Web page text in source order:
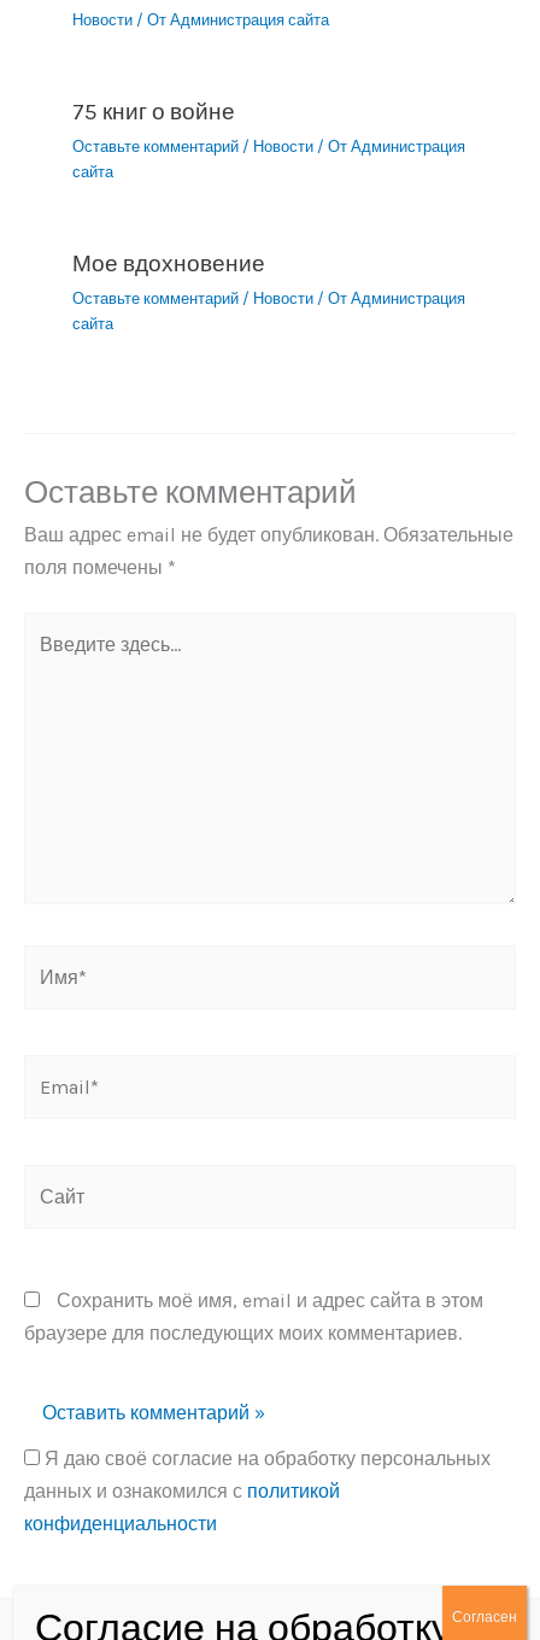
Новости / От Администрация сайта
75 книг о войне
Оставьте комментарий / Новости / От Администрация
сайта
Мое вдохновение
Оставьте комментарий / Новости / От Администрация
сайта
Оставьте комментарий
Ваш адрес email не будет опубликован. Обязательные
поля помечены *
здесь...
Сохранить моё имя, email и адрес сайта в этом
браузере для последующих моих комментариев.
Я даю своё согласие на обработку персональных
данных и ознакомился с политикой
конфиденциальности